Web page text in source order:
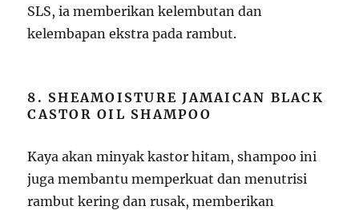
SLS, ia memberikan kelembutan dan
kelembapan ekstra pada rambut.
8. SHEAMOISTURE JAMAICAN BLACK
CASTOR OIL SHAMPOO
Kaya akan minyak kastor hitam, shampoo ini
juga membantu memperkuat dan menutrisi
rambut kering dan rusak, memberikan